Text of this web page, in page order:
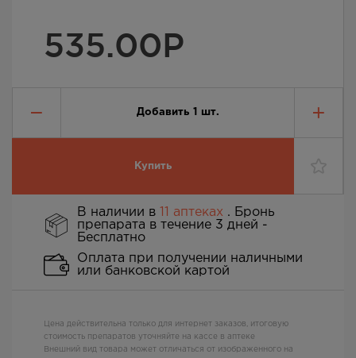
535.00Р
Добавить 1 шт.
Купить
В наличии в 11 аптеках . Бронь
препарата в течение 3 дней -
Бесплатно
Оплата при получении наличными
или банковской картой
Цена действительна только для интернет заказов, итоговую
стоимость препаратов уточняйте на кассе в аптеке
Внешний вид товара может отличаться от изображенного на